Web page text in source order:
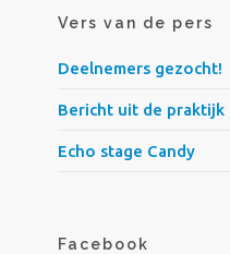
Vers van de pers
Deelnemers gezocht!
Bericht uit de praktijk
Echo stage Candy
Facebook